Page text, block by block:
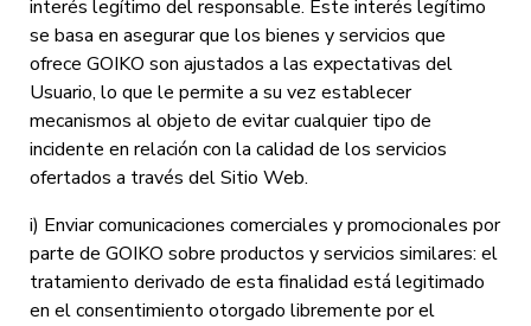
interés legítimo del responsable. Este interés legítimo
se basa en asegurar que los bienes y servicios que
ofrece GOIKO son ajustados a las expectativas del
Usuario, lo que le permite a su vez establecer
mecanismos al objeto de evitar cualquier tipo de
incidente en relación con la calidad de los servicios
ofertados a través del Sitio Web.
i) Enviar comunicaciones comerciales y promocionales por
parte de GOIKO sobre productos y servicios similares: el
tratamiento derivado de esta finalidad está legitimado
en el consentimiento otorgado libremente por el